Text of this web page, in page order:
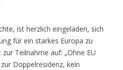
ist herzlich eingeladen, sich
für ein starkes Europa zu
Teilnahme auf: „Ohne EU
Doppelresidenz, kein